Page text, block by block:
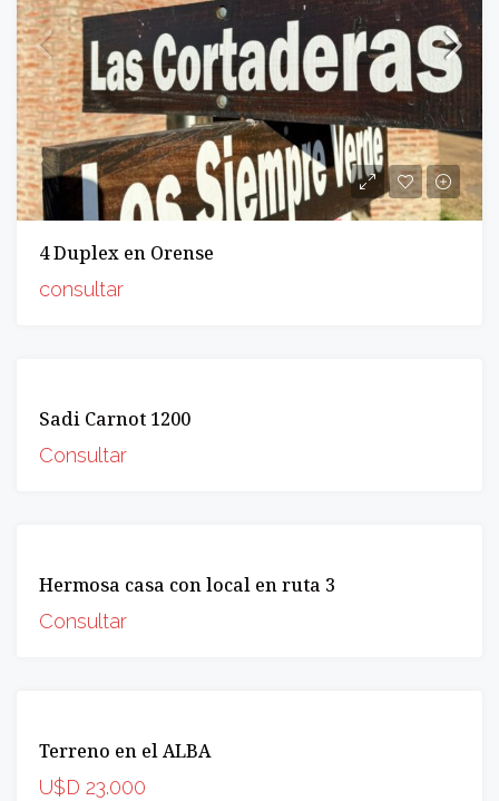
4 Duplex en Orense
consultar
OPORTUNIDAD
Sadi Carnot 1200
Consultar
OPORTUNIDAD
Hermosa casa con local en ruta 3
Consultar
OPORTUNIDAD
Terreno en el ALBA
U$D 23.000